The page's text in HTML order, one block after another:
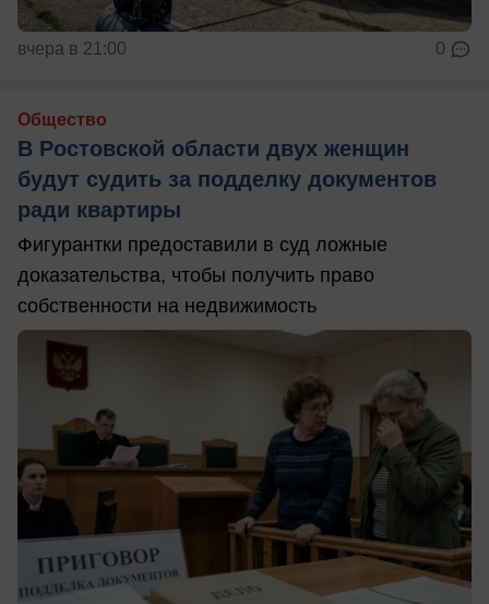
вчера в 21:00 0
Общество
В Ростовской области двух женщин
будут судить за подделку документов
ради квартиры
Фигурантки предоставили в суд ложные
доказательства, чтобы получить право
собственности на недвижимость